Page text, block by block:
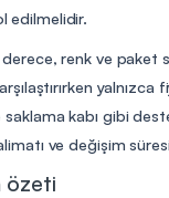
edilmelidir.
derece, renk ve paket
yalnızca
kabı gibi
ve değişim
özeti